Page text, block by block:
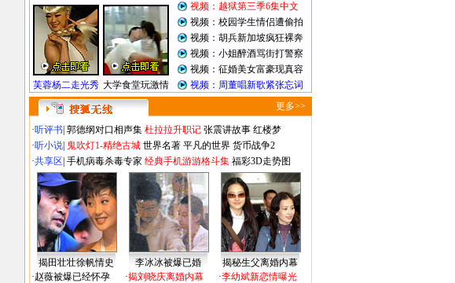
芙蓉杨二走光秀 大学食堂玩激情
视频：越狱第三季6集中文
视频：校园学生情侣遭偷拍
视频：胡兵新加坡疯狂裸奔
视频：小姐醉酒骂街打警察
视频：征婚美女富豪现真容
视频：周董唱新歌紧张忘词
更多>>
·听评书 郭德纲对口相声集 杜拉拉升职记 张震讲故事 红楼梦
·听小说 鬼吹灯1-精绝古城 世界名著 平凡的世界 货币战争2
·共享区 手机病毒杀毒专家 经典手机游游格斗集 福彩3D走势图
揭田壮壮徐帆情史 李冰冰被爆已婚
揭秘生父离婚内幕
·赵薇被爆已经怀孕
·揭刘晓庆离婚内幕
·李幼斌新恋情曝光